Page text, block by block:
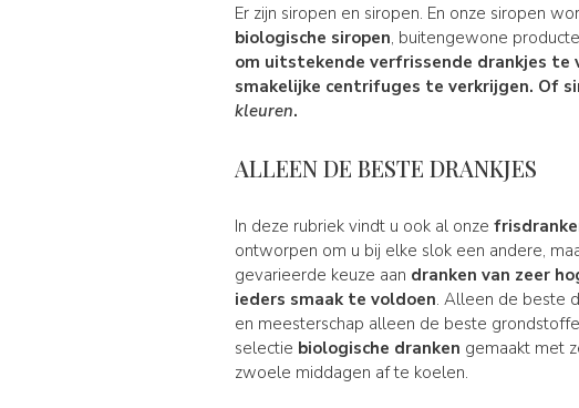
Er zijn siropen en siropen. En onze siropen
biologische siropen, buitengewone
om uitstekendeverfrissende drankjes te
smakelijke centrifuges te verkrijgen. Of
kleuren.
ALLEEN DE BESTE DRANKJES
In deze rubriek vindt u ook al onze
ontworpen om u bij elke slok een andere,
gevarieerde keuze aan dranken van zeer
ieders smaak te voldoen. Alleen de beste
en meesterschap alleen de beste
selectie biologische dranken gemaakt met
zwoele middagen af te koelen.